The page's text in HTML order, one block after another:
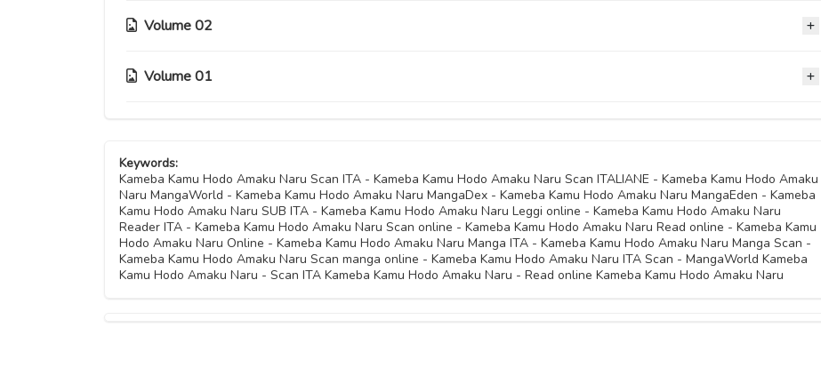
Capitolo 18
Capitolo 15 23 Gennaio 2022
Capitolo 14
Capitolo 12 23 Novembre 2021
Capitolo 11 09 Novembre 2021
Capitolo 09
Volume 02
Capitolo 08 02 Maggio 2021
Capitolo 06
Capitolo 05 10 Novembre 2020
Volume 01
Capitolo 03 10 Novembre 2020
Capitolo 02 10 Novembre 2020
Capitolo 01 10 Novembre 2020
Keywords:
Kameba Kamu Hodo Amaku Naru Scan ITA - Kameba Kamu Hodo Amaku Naru Scan ITALIANE - Kameba Kamu Hodo Amaku
Naru MangaWorld - Kameba Kamu Hodo Amaku Naru MangaDex - Kameba Kamu Hodo Amaku Naru MangaEden - Kameba
Kamu Hodo Amaku Naru SUB ITA - Kameba Kamu Hodo Amaku Naru Leggi online - Kameba Kamu Hodo Amaku Naru
Reader ITA - Kameba Kamu Hodo Amaku Naru Scan online - Kameba Kamu Hodo Amaku Naru Read online - Kameba Kamu
Hodo Amaku Naru Online - Kameba Kamu Hodo Amaku Naru Manga ITA - Kameba Kamu Hodo Amaku Naru Manga Scan -
Kameba Kamu Hodo Amaku Naru Scan manga online - Kameba Kamu Hodo Amaku Naru ITA Scan - MangaWorld Kameba
Kamu Hodo Amaku Naru - Scan ITA Kameba Kamu Hodo Amaku Naru - Read online Kameba Kamu Hodo Amaku Naru